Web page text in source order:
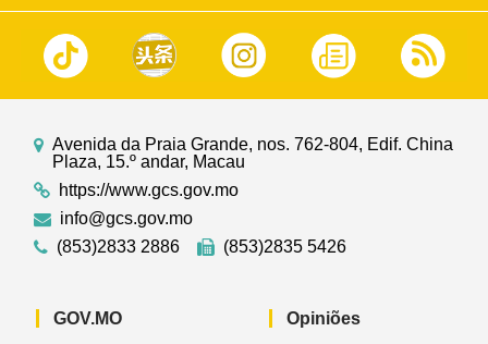
Avenida da Praia Grande, nos. 762-804, Edif. China
Plaza, 15.º andar, Macau
https://www.gcs.gov.mo
info@gcs.gov.mo
(853)2833 2886
(853)2835 5426
GOV.MO Opiniões